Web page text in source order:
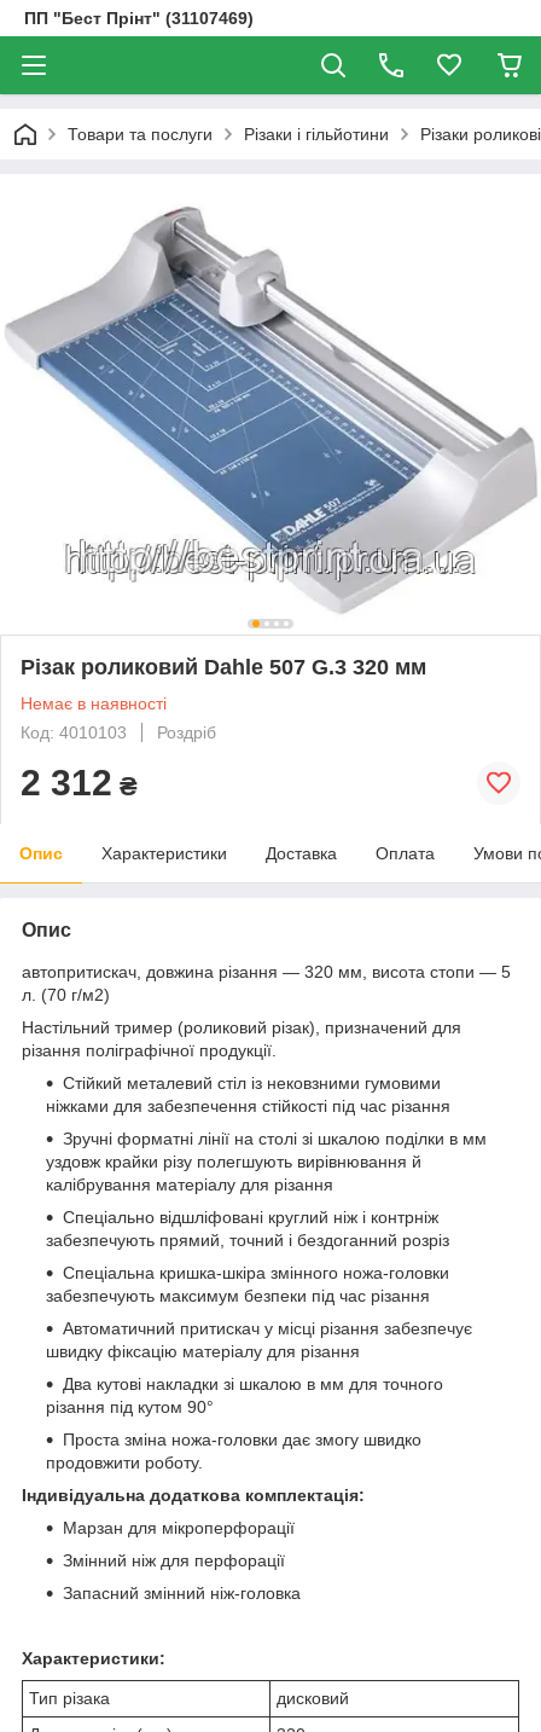
ПП "Бест Прінт" (31107469)
Товари та послуги Різаки і гільйотини Різаки роликові
Різак роликовий Dahle 507 G.3 320 мм
Немає в наявності
Код: 4010103
Роздріб
2 312 ₴
Опис Характеристики Доставка Оплата Умови
Опис
автопритискач, довжина різання — 320 мм, висота стопи — 5
л. (70 г/м2)
Настільний тример (роликовий різак), призначений для
різання поліграфічної продукції.
Стійкий металевий стіл із нековзними гумовими
ніжками для забезпечення стійкості під час різання
Зручні форматні лінії на столі зі шкалою поділки в мм
уздовж крайки різу полегшують вирівнювання й
калібрування матеріалу для різання
Спеціально відшліфовані круглий ніж і контрніж
забезпечують прямий, точний і бездоганний розріз
Спеціальна кришка-шкіра змінного ножа-головки
забезпечують максимум безпеки під час різання
Автоматичний притискач у місці різання забезпечує
швидку фіксацію матеріалу для різання
Два кутові накладки зі шкалою в мм для точного
різання під кутом 90°
Проста зміна ножа-головки дає змогу швидко
продовжити роботу.
Індивідуальна додаткова комплектація:
Марзан для мікроперфорації
Змінний ніж для перфорації
Запасний змінний ніж-головка
Характеристики:
Тип різака
дисковий